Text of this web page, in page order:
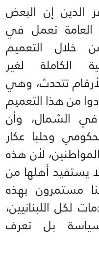
الدين إن البعض
العامة تعمل في
خلال التعميم
الكاملة لغير
تتحدث، وهي
من هذا التعميم
الشمال، وأن
وحلبا عكار
لأن هذه
يستفيد أهلها من
مستمرون بهذه
لكل اللبنانيين،
بل تعرف